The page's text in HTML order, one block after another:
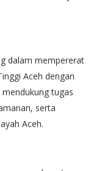
dalam mempererat
Aceh dengan
tugas
serta
Aceh.